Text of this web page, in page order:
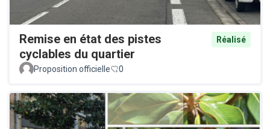
Remise en état des pistes
cyclables du quartier
Réalisé
Proposition officielle 0